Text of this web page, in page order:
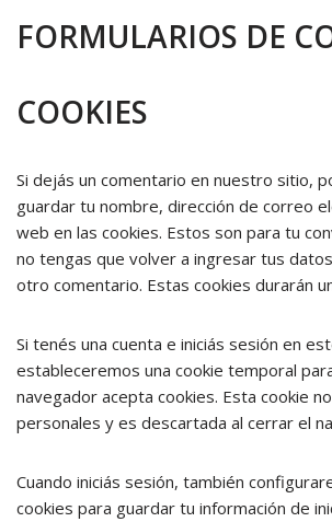
FORMULARIOS DE
COOKIES
Si dejás un comentario en nuestro sitio,
guardar tu nombre, dirección de correo
web en las cookies. Estos son para tu
no tengas que volver a ingresar tus
otro comentario. Estas cookies durarán
Si tenés una cuenta e iniciás sesión en
estableceremos una cookie temporal
navegador acepta cookies. Esta cookie
personales y es descartada al cerrar el
Cuando iniciás sesión, también
cookies para guardar tu información de